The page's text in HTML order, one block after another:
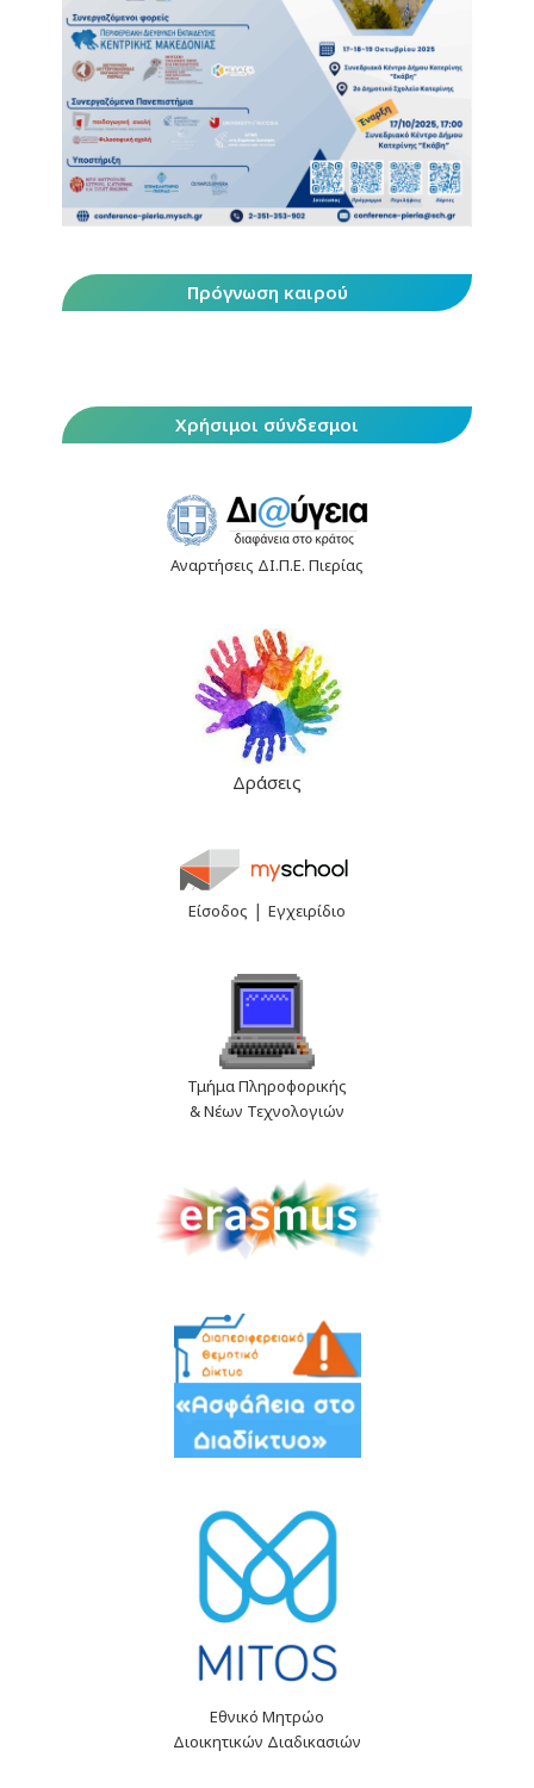
Πρόγνωση καιρού
Χρήσιμοι σύνδεσμοι
Αναρτήσεις ΔΙ.Π.Ε. Πιερίας
Δράσεις
Είσοδος | Εγχειρίδιο
Τμήμα Πληροφορικής
& Νέων Τεχνολογιών
Εθνικό Μητρώο
Διοικητικών Διαδικασιών